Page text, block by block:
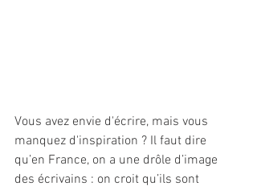
Vous avez envie d'écrire, mais vous
manquez d'inspiration ? Il faut dire
qu’en France, on a une drôle d’image
des écrivains : on croit qu’ils sont